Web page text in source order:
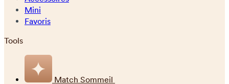
Mini
Favoris
Tools
Match Sommeil